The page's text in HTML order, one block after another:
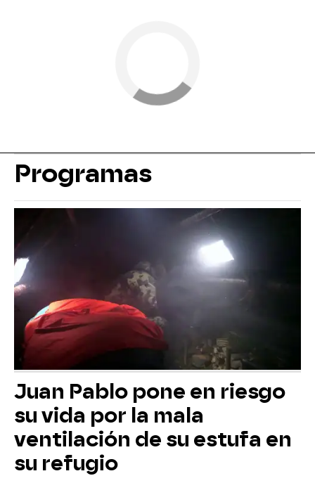
Programas
Juan Pablo pone en riesgo
su vida por la mala
ventilación de su estufa en
su refugio